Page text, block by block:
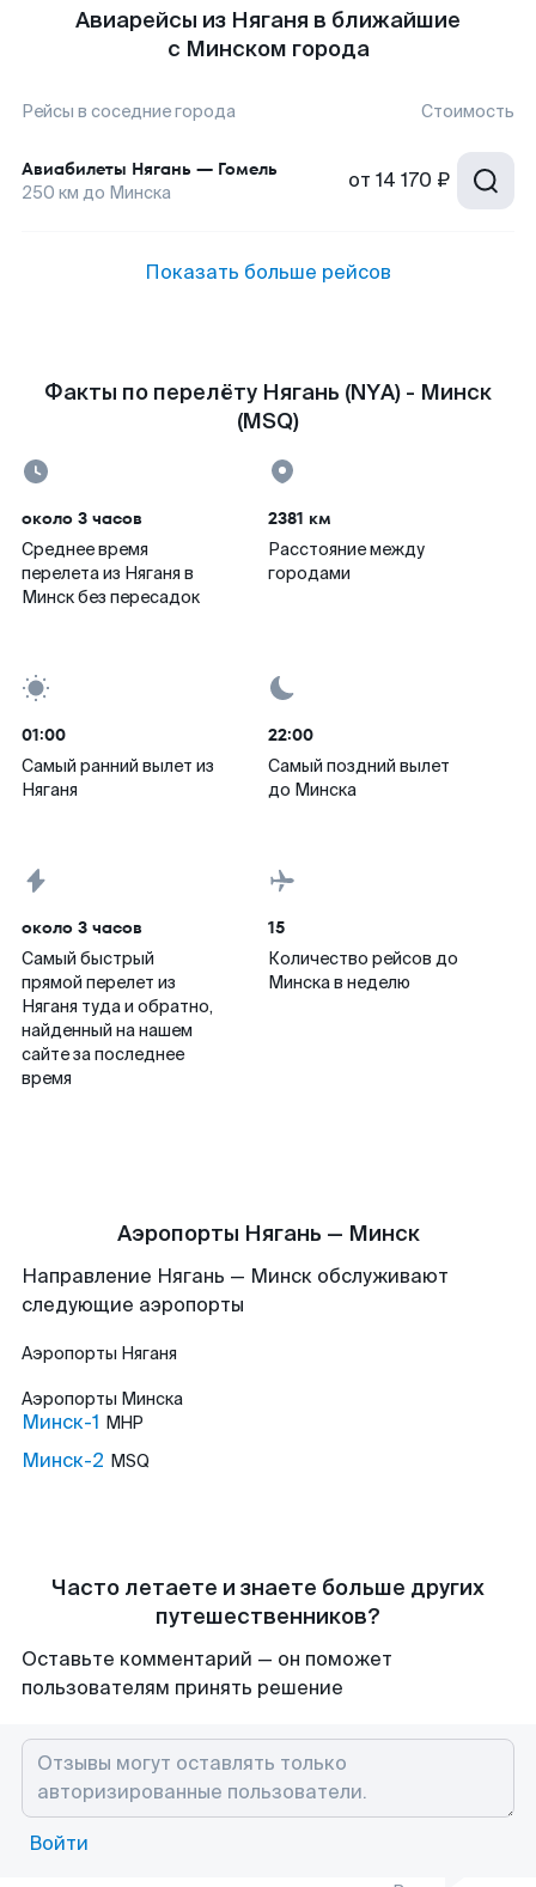
Авиарейсы из Няганя в ближайшие
с Минском города
Рейсы в соседние города Стоимость
Авиабилеты Нягань — Гомель
250 км до Минска от 14 170 ₽
Показать больше рейсов
Факты по перелёту Нягань (NYA) - Минск
(MSQ)
около 3 часов
Среднее время
перелета из Няганя в
Минск без пересадок
2381 км
Расстояние между
городами
01:00
Самый ранний вылет из
Няганя
22:00
Самый поздний вылет
до Минска
около 3 часов
Самый быстрый
прямой перелет из
Няганя туда и обратно,
найденный на нашем
сайте за последнее
время
15
Количество рейсов до
Минска в неделю
Аэропорты Нягань — Минск
Направление Нягань — Минск обслуживают
следующие аэропорты
Аэропорты Няганя
Аэропорты Минска
Минск-1 MHP
Минск-2 MSQ
Часто летаете и знаете больше других
путешественников?
Оставьте комментарий — он поможет
пользователям принять решение
Войти